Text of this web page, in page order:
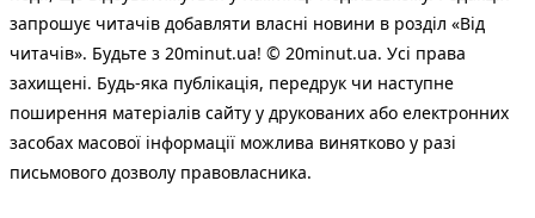
запрошує читачів добавляти власні новини в розділ «Від
читачів». Будьте з 20minut.ua! © 20minut.ua. Усі права
захищені. Будь-яка публiкацiя, передрук чи наступне
поширення матеріалів сайту у друкованих або електронних
засобах масової інформації можлива винятково у разі
письмового дозволу правовласника.